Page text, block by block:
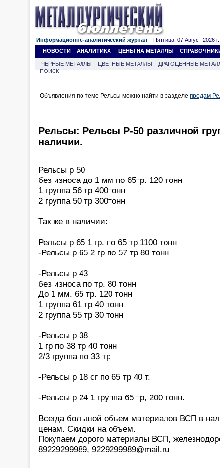
Информационно-аналитический журнал Пятница, 07 Август 2026 г.
НОВОСТИ
АНАЛИТИКА ЦЕНЫ НА МЕТАЛЛЫ
ЧЕРНЫЕ МЕТАЛЛЫ ЦВЕТНЫЕ МЕТАЛЛЫ
ДРАГОЦЕННЫЕ
ПОИСК
Объявления по теме Рельсы можно найти в разделе продам
Рельсы: Рельсы Р-50 различной
наличии.
Рельсы р 50
без износа до 1 мм по 65тр. 120 тонн
1 группа 56 тр 400тонн
2 группа 50 тр 300тонн
Так же в наличии:
Рельсы р 65 1 гр. по 65 тр 1100 тонн
-Рельсы р 65 2 гр по 57 тр 80 тонн
-Рельсы р 43
без износа по тр. 80 тонн
До 1 мм. 65 тр. 120 тонн
1 группа 61 тр 40 тонн
2 группа 55 тр 30 тонн
-Рельсы р 38
1 гр по 38 тр 40 тонн
2/3 группа по 33 тр
-Рельсы р 18 сг по 65 тр 40 т.
-Рельсы р 24 1 группа 65 тр, 200 тонн.
Всегда большой объем материалов ВСП в
ценам. Скидки на объем.
Покупаем дорого материалы ВСП,
89229299989, 9229299989@mail.ru